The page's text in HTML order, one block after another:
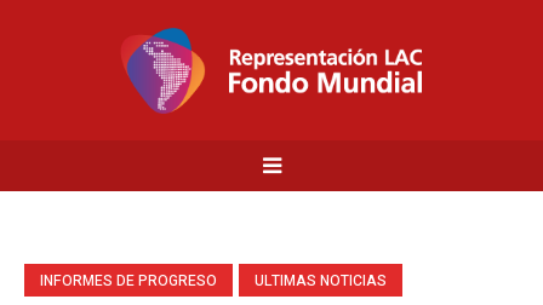
INFORMES DE PROGRESO ULTIMAS NOTICIAS